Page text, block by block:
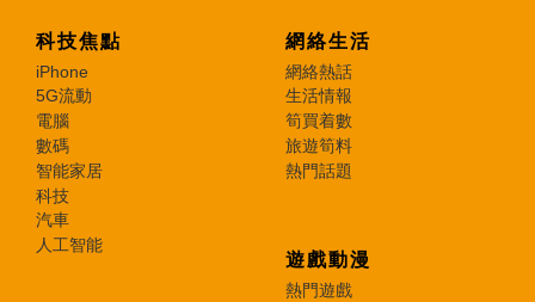
科技焦點
iPhone
5G流動
電腦
數碼
智能家居
科技
汽車
人工智能
網絡生活
網絡熱話
生活情報
筍買着數
旅遊筍料
熱門話題
遊戲動漫
熱門遊戲